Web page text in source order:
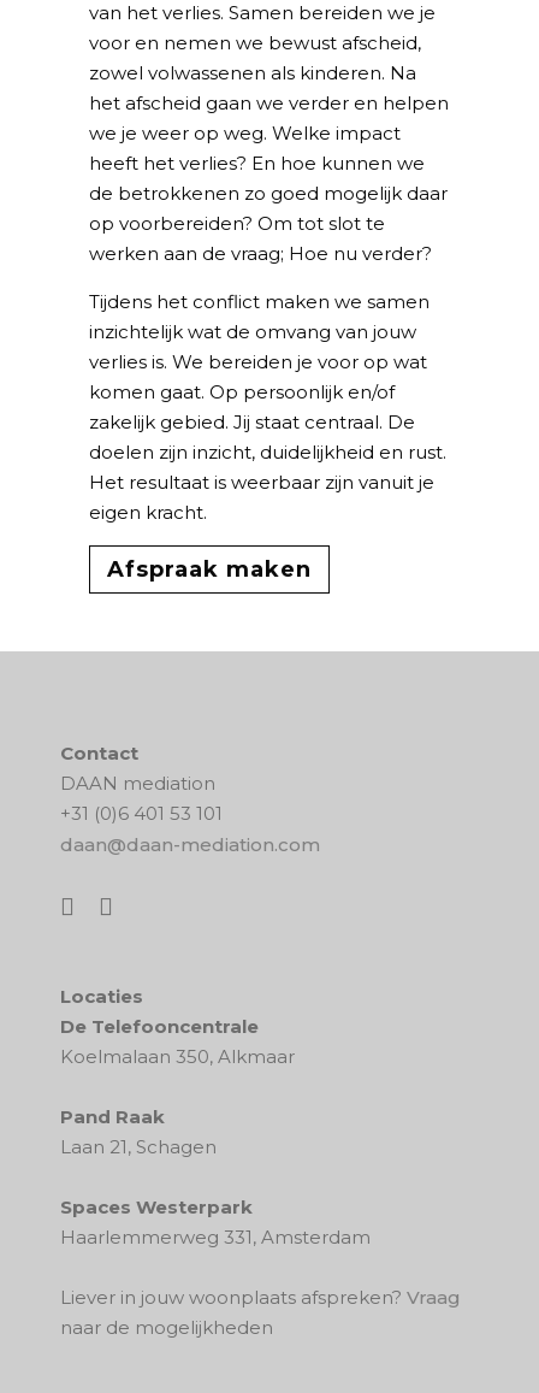
van het verlies. Samen bereiden we je
voor en nemen we bewust afscheid,
zowel volwassenen als kinderen. Na
het afscheid gaan we verder en helpen
we je weer op weg. Welke impact
heeft het verlies? En hoe kunnen we
de betrokkenen zo goed mogelijk daar
op voorbereiden? Om tot slot te
werken aan de vraag; Hoe nu verder?
Tijdens het conflict maken we samen
inzichtelijk wat de omvang van jouw
verlies is. We bereiden je voor op wat
komen gaat. Op persoonlijk en/of
zakelijk gebied. Jij staat centraal. De
doelen zijn inzicht, duidelijkheid en rust.
Het resultaat is weerbaar zijn vanuit je
eigen kracht.
Afspraak maken
Contact
DAAN mediation
+31 (0)6 401 53 101
daan@daan-mediation.com
Locaties
De Telefooncentrale
Koelmalaan 350, Alkmaar
Pand Raak
Laan 21, Schagen
Spaces Westerpark
Haarlemmerweg 331, Amsterdam
Liever in jouw woonplaats afspreken? Vraag
naar de mogelijkheden